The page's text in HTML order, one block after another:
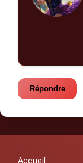
Répondre
Accueil